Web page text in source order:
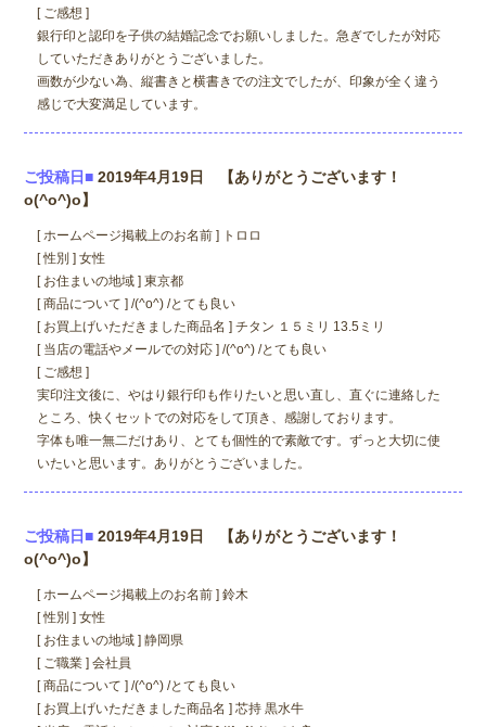
[ ご感想 ]
銀行印と認印を子供の結婚記念でお願いしました。急ぎでしたが対応
していただきありがとうございました。
画数が少ない為、縦書きと横書きでの注文でしたが、印象が全く違う
感じで大変満足しています。
ご投稿日■ 2019年4月19日 【ありがとうございます！
o(^o^)o】
[ ホームページ掲載上のお名前 ] トロロ
[ 性別 ] 女性
[ お住まいの地域 ] 東京都
[ 商品について ] /(^o^) /とても良い
[ お買上げいただきました商品名 ] チタン １５ミリ 13.5ミリ
[ 当店の電話やメールでの対応 ] /(^o^) /とても良い
[ ご感想 ]
実印注文後に、やはり銀行印も作りたいと思い直し、直ぐに連絡した
ところ、快くセットでの対応をして頂き、感謝しております。
字体も唯一無二だけあり、とても個性的で素敵です。ずっと大切に使
いたいと思います。ありがとうございました。
ご投稿日■ 2019年4月19日 【ありがとうございます！
o(^o^)o】
[ ホームページ掲載上のお名前 ] 鈴木
[ 性別 ] 女性
[ お住まいの地域 ] 静岡県
[ ご職業 ] 会社員
[ 商品について ] /(^o^) /とても良い
[ お買上げいただきました商品名 ] 芯持 黒水牛